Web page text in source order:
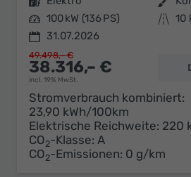
Leistung 100 kW (136 PS) Kilometerstand 10
31.07.2026
38.316,– €
incl. 19% MwSt.
49.498,– €
Stromverbrauch kombiniert:
23,90 kWh/100km
Elektrische Reichweite: 220
CO2-Klasse: A
CO2-Emissionen: 0 g/km